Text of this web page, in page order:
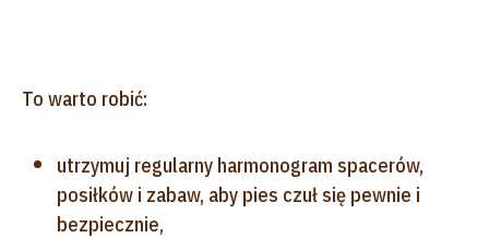
To warto robić:
utrzymuj regularny harmonogram spacerów,
posiłków i zabaw, aby pies czuł się pewnie i
bezpiecznie,